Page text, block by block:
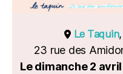
Le Taquin,
23 rue des
Le dimanche 2